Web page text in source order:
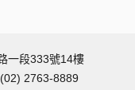
一段333號14樓
2763-8889